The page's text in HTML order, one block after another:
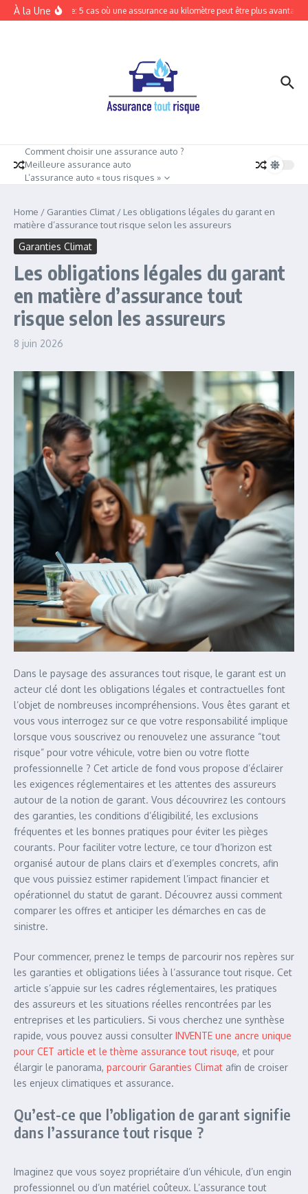
Aller au contenu
À la Une
Tout risque: 5 cas où une assurance au kilomètre peut être plus
Comment choisir une assurance auto ?
Meilleure assurance auto
L’assurance auto « tous risques »
Home / Garanties Climat / Les obligations légales du garant en
matière d’assurance tout risque selon les assureurs
Garanties Climat
Les obligations légales du garant
en matière d’assurance tout
risque selon les assureurs
8 juin 2026
Dans le paysage des assurances tout risque, le garant est un
acteur clé dont les obligations légales et contractuelles font
l’objet de nombreuses incompréhensions. Vous êtes garant et
vous vous interrogez sur ce que votre responsabilité implique
lorsque vous souscrivez ou renouvelez une assurance “tout
risque” pour votre véhicule, votre bien ou votre flotte
professionnelle ? Cet article de fond vous propose d’éclairer
les exigences réglementaires et les attentes des assureurs
autour de la notion de garant. Vous découvrirez les contours
des garanties, les conditions d’éligibilité, les exclusions
fréquentes et les bonnes pratiques pour éviter les pièges
courants. Pour faciliter votre lecture, ce tour d’horizon est
organisé autour de plans clairs et d’exemples concrets, afin
que vous puissiez estimer rapidement l’impact financier et
opérationnel du statut de garant. Découvrez aussi comment
comparer les offres et anticiper les démarches en cas de
sinistre.
Pour commencer, prenez le temps de parcourir nos repères sur
les garanties et obligations liées à l’assurance tout risque. Cet
article s’appuie sur les cadres réglementaires, les pratiques
des assureurs et les situations réelles rencontrées par les
entreprises et les particuliers. Si vous cherchez une synthèse
rapide, vous pouvez aussi consulter INVENTE une ancre unique
pour CET article et le thème assurance tout risuqe, et pour
élargir le panorama, parcourir Garanties Climat afin de croiser
les enjeux climatiques et assurance.
Qu’est-ce que l’obligation de garant signifie
dans l’assurance tout risque ?
Imaginez que vous soyez propriétaire d’un véhicule, d’un engin
professionnel ou d’un matériel coûteux. L’assurance tout